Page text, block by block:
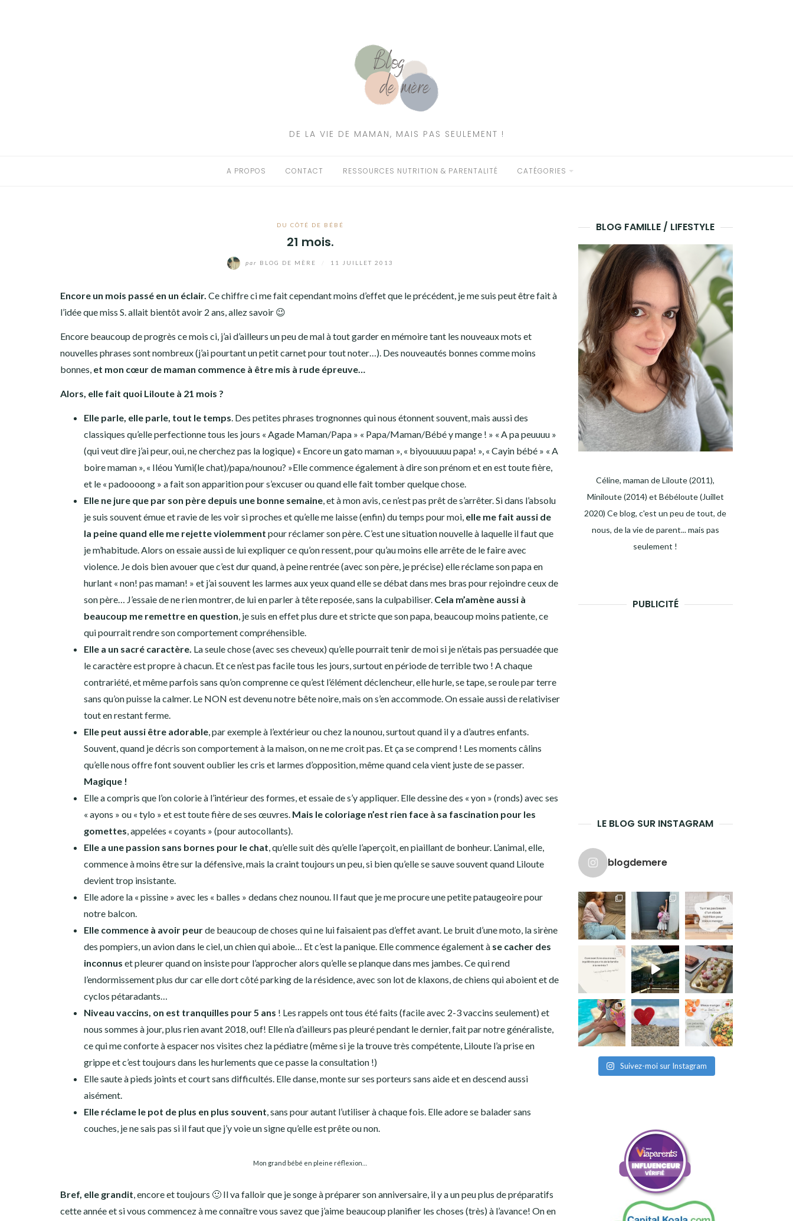
DE LA VIE DE MAMAN, MAIS PAS SEULEMENT !
A PROPOS CONTACT RESSOURCES NUTRITION & PARENTALITÉ CATÉGORIES
DU CÔTÉ DE BÉBÉ
21 mois.
par BLOG DE MÈRE 11 JUILLET 2013
Encore un mois passé en un éclair. Ce chiffre ci me fait cependant moins d’effet que le précédent, je me suis peut être fait à
l’idée que miss S. allait bientôt avoir 2 ans, allez savoir 😉
Encore beaucoup de progrès ce mois ci, j’ai d’ailleurs un peu de mal à tout garder en mémoire tant les nouveaux mots et
nouvelles phrases sont nombreux (j’ai pourtant un petit carnet pour tout noter…). Des nouveautés bonnes comme moins
bonnes, et mon cœur de maman commence à être mis à rude épreuve…
Alors, elle fait quoi Liloute à 21 mois ?
Elle parle, elle parle, tout le temps. Des petites phrases trognonnes qui nous étonnent souvent, mais aussi des
classiques qu’elle perfectionne tous les jours « Agade Maman/Papa » « Papa/Maman/Bébé y mange ! » « A pa peuuuu »
(qui veut dire j’ai peur, oui, ne cherchez pas la logique) « Encore un gato maman », « biyouuuuu papa! », « Cayin bébé » « A
boire maman », « Iléou Yumi(le chat)/papa/nounou? »Elle commence également à dire son prénom et en est toute fière,
et le « padoooong » a fait son apparition pour s’excuser ou quand elle fait tomber quelque chose.
Elle ne jure que par son père depuis une bonne semaine, et à mon avis, ce n’est pas prêt de s’arrêter. Si dans l’absolu
je suis souvent émue et ravie de les voir si proches et qu’elle me laisse (enfin) du temps pour moi, elle me fait aussi de
la peine quand elle me rejette violemment pour réclamer son père. C’est une situation nouvelle à laquelle il faut que
je m’habitude. Alors on essaie aussi de lui expliquer ce qu’on ressent, pour qu’au moins elle arrête de le faire avec
violence. Je dois bien avouer que c’est dur quand, à peine rentrée (avec son père, je précise) elle réclame son papa en
hurlant « non! pas maman! » et j’ai souvent les larmes aux yeux quand elle se débat dans mes bras pour rejoindre ceux de
son père… J’essaie de ne rien montrer, de lui en parler à tête reposée, sans la culpabiliser. Cela m’amène aussi à
beaucoup me remettre en question, je suis en effet plus dure et stricte que son papa, beaucoup moins patiente, ce
qui pourrait rendre son comportement compréhensible.
Elle a un sacré caractère. La seule chose (avec ses cheveux) qu’elle pourrait tenir de moi si je n’étais pas persuadée que
le caractère est propre à chacun. Et ce n’est pas facile tous les jours, surtout en période de terrible two ! A chaque
contrariété, et même parfois sans qu’on comprenne ce qu’est l’élément déclencheur, elle hurle, se tape, se roule par terre
sans qu’on puisse la calmer. Le NON est devenu notre bête noire, mais on s’en accommode. On essaie aussi de relativiser
tout en restant ferme.
Elle peut aussi être adorable, par exemple à l’extérieur ou chez la nounou, surtout quand il y a d’autres enfants.
Souvent, quand je décris son comportement à la maison, on ne me croit pas. Et ça se comprend ! Les moments câlins
qu’elle nous offre font souvent oublier les cris et larmes d’opposition, même quand cela vient juste de se passer.
Magique !
Elle a compris que l’on colorie à l’intérieur des formes, et essaie de s’y appliquer. Elle dessine des « yon » (ronds) avec ses
« ayons » ou « tylo » et est toute fière de ses œuvres. Mais le coloriage n’est rien face à sa fascination pour les
gomettes, appelées « coyants » (pour autocollants).
Elle a une passion sans bornes pour le chat, qu’elle suit dès qu’elle l’aperçoit, en piaillant de bonheur. L’animal, elle,
commence à moins être sur la défensive, mais la craint toujours un peu, si bien qu’elle se sauve souvent quand Liloute
devient trop insistante.
Elle adore la « pissine » avec les « balles » dedans chez nounou. Il faut que je me procure une petite pataugeoire pour
notre balcon.
Elle commence à avoir peurde beaucoup de choses qui ne lui faisaient pas d’effet avant. Le bruit d’une moto, la sirène
des pompiers, un avion dans le ciel, un chien qui aboie… Et c’est la panique. Elle commence également à se cacher des
inconnus et pleurer quand on insiste pour l’approcher alors qu’elle se planque dans mes jambes. Ce qui rend
l’endormissement plus dur car elle dort côté parking de la résidence, avec son lot de klaxons, de chiens qui aboient et de
cyclos pétaradants…
Niveau vaccins, on est tranquilles pour 5 ans ! Les rappels ont tous été faits (facile avec 2-3 vaccins seulement) et
nous sommes à jour, plus rien avant 2018, ouf! Elle n’a d’ailleurs pas pleuré pendant le dernier, fait par notre généraliste,
ce qui me conforte à espacer nos visites chez la pédiatre (même si je la trouve très compétente, Liloute l’a prise en
grippe et c’est toujours dans les hurlements que ce passe la consultation !)
Elle saute à pieds joints et court sans difficultés. Elle danse, monte sur ses porteurs sans aide et en descend aussi
aisément.
Elle réclame le pot de plus en plus souvent, sans pour autant l’utiliser à chaque fois. Elle adore se balader sans
couches, je ne sais pas si il faut que j’y voie un signe qu’elle est prête ou non.
Mon grand bébé en pleine réflexion…
Bref, elle grandit, encore et toujours 🙂 Il va falloir que je songe à préparer son anniversaire, il y a un peu plus de préparatifs
cette année et si vous commencez à me connaître vous savez que j’aime beaucoup planifier les choses (très) à l’avance! On en
BLOG FAMILLE / LIFESTYLE
Céline, maman de Liloute (2011),
Miniloute (2014) et Bébéloute (Juillet
2020) Ce blog, c'est un peu de tout, de
nous, de la vie de parent... mais pas
seulement !
PUBLICITÉ
LE BLOG SUR INSTAGRAM
blogdemere
Suivez-moi sur Instagram